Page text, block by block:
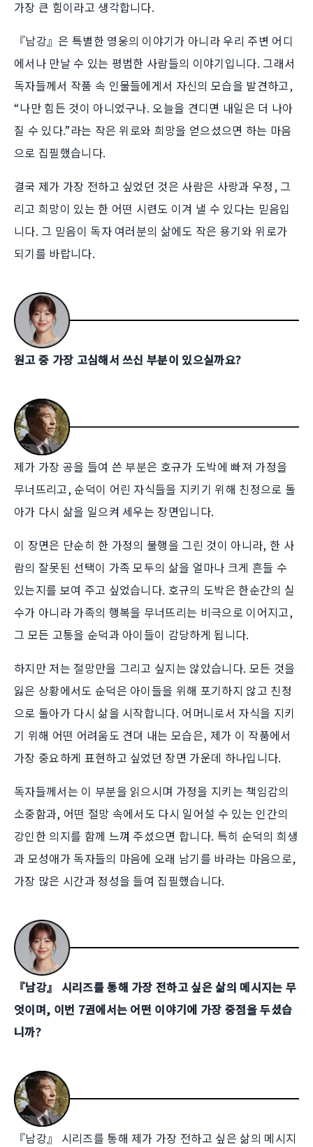
가장 큰 힘이라고 생각합니다.
『남강』은 특별한 영웅의 이야기가 아니라 우리 주변 어디
에서나 만날 수 있는 평범한 사람들의 이야기입니다. 그래서
독자들께서 작품 속 인물들에게서 자신의 모습을 발견하고,
“나만 힘든 것이 아니었구나. 오늘을 견디면 내일은 더 나아
질 수 있다.”라는 작은 위로와 희망을 얻으셨으면 하는 마음
으로 집필했습니다.
결국 제가 가장 전하고 싶었던 것은 사람은 사랑과 우정, 그
리고 희망이 있는 한 어떤 시련도 이겨 낼 수 있다는 믿음입
니다. 그 믿음이 독자 여러분의 삶에도 작은 용기와 위로가
되기를 바랍니다.
원고 중 가장 고심해서 쓰신 부분이 있으실까요?
제가 가장 공을 들여 쓴 부분은 호규가 도박에 빠져 가정을
무너뜨리고, 순덕이 어린 자식들을 지키기 위해 친정으로 돌
아가 다시 삶을 일으켜 세우는 장면입니다.
이 장면은 단순히 한 가정의 불행을 그린 것이 아니라, 한 사
람의 잘못된 선택이 가족 모두의 삶을 얼마나 크게 흔들 수
있는지를 보여 주고 싶었습니다. 호규의 도박은 한순간의 실
수가 아니라 가족의 행복을 무너뜨리는 비극으로 이어지고,
그 모든 고통을 순덕과 아이들이 감당하게 됩니다.
하지만 저는 절망만을 그리고 싶지는 않았습니다. 모든 것을
잃은 상황에서도 순덕은 아이들을 위해 포기하지 않고 친정
으로 돌아가 다시 삶을 시작합니다. 어머니로서 자식을 지키
기 위해 어떤 어려움도 견뎌 내는 모습은, 제가 이 작품에서
가장 중요하게 표현하고 싶었던 장면 가운데 하나입니다.
독자들께서는 이 부분을 읽으시며 가정을 지키는 책임감의
소중함과, 어떤 절망 속에서도 다시 일어설 수 있는 인간의
강인한 의지를 함께 느껴 주셨으면 합니다. 특히 순덕의 희생
과 모성애가 독자들의 마음에 오래 남기를 바라는 마음으로,
가장 많은 시간과 정성을 들여 집필했습니다.
『남강』 시리즈를 통해 가장 전하고 싶은 삶의 메시지는 무
엇이며, 이번 7권에서는 어떤 이야기에 가장 중점을 두셨습
니까?
『남강』 시리즈를 통해 제가 가장 전하고 싶은 삶의 메시지